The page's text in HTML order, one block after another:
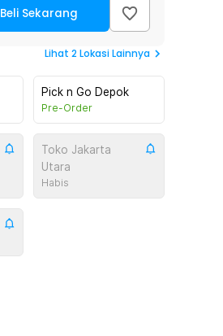
Beli Sekarang
Lihat 2Lokasi Lainnya
Pick n Go Depok
Pre-Order
Toko Jakarta
Utara
Habis